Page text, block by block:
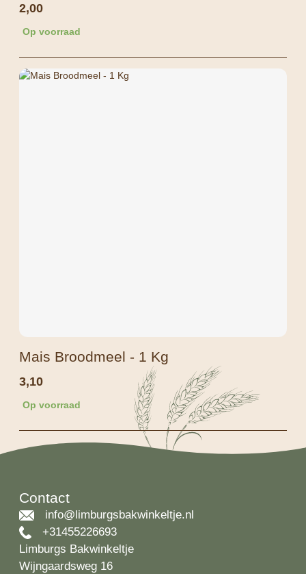
2,00
Op voorraad
Mais Broodmeel - 1 Kg
3,10
Op voorraad
Contact
info@limburgsbakwinkeltje.nl
+31455226693
Limburgs Bakwinkeltje
Wijngaardsweg 16